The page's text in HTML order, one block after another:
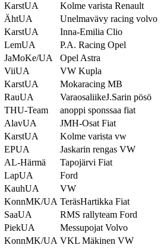
KarstUA
Kolme varista Renault
ÄhtUA
Unelmavävy racing volvo
KarstUA
Inna-Emilia Clio
LemUA
P.A. Racing Opel
JaMoKe/UA
Opel Astra
ViiUA
VW Kupla
KarstUA
Mokaracing MB
RauUA
VaraosaliikeJ.Sarin pösö
THU-Team
anoppi sponssaa fiat
AlavUA
JMH-Osat Fiat
KarstUA
Kolme varista vw
EPUA
Jaskarin rengas VW
AL-Härmä
Tapojärvi Fiat
LapUA
Ford
KauhUA
VW
KonnMK/UA TeräsHartikka Fiat
SaaUA
RMS rallyteam Ford
PiekUA
Messupojat Volvo
KonnMK/UA VKL Mäkinen VW